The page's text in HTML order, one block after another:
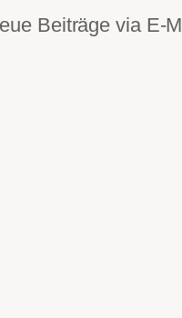
Beiträge via E-